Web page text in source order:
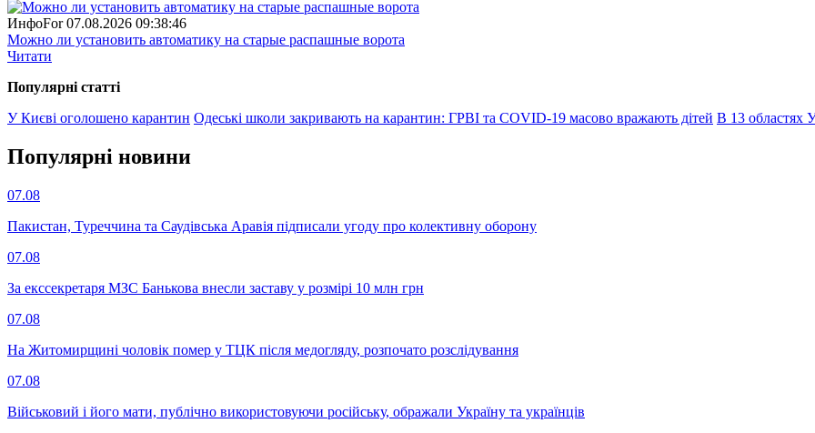
ИнфоFor 07.08.2026 09:38:46
Можно ли установить автоматику на старые распашные ворота
Читати
Популярнi статтi
У Києві оголошено карантин Одеські школи закривають на карантин: ГРВІ та COVID-19 масово вражають дітей В 13 областях
Популярнi новини
07.08
Пакистан, Туреччина та Саудівська Аравія підписали угоду про колективну оборону
07.08
За екссекретаря МЗС Банькова внесли заставу у розмірі 10 млн грн
07.08
На Житомирщині чоловік помер у ТЦК після медогляду, розпочато розслідування
07.08
Військовий і його мати, публічно використовуючи російську, ображали Україну та українців